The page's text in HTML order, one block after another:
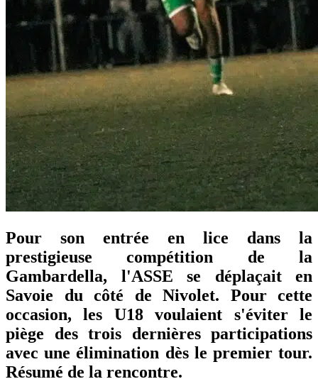
Pour son entrée en lice dans la
prestigieuse compétition de la
Gambardella, l'ASSE se déplaçait en
Savoie du côté de Nivolet. Pour cette
occasion, les U18 voulaient s'éviter le
piège des trois dernières participations
avec une élimination dès le premier tour.
Résumé de la rencontre.